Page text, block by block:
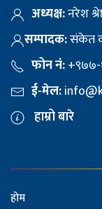
अध्यक्ष:नरेश
सम्पादक:संकेत
फोन नं:
ई-मेल:
हाम्रो बारे
होम